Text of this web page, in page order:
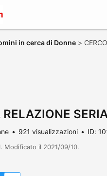
in cerca di Donne >
921 visualizzazioni ID:
Modificato il 2021/09/10.